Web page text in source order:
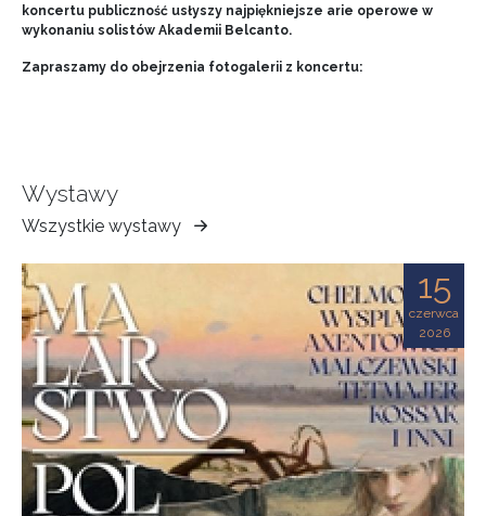
koncertu publiczność usłyszy najpiękniejsze arie operowe w
wykonaniu solistów Akademii Belcanto.
Zapraszamy do obejrzenia fotogalerii z koncertu:
Wystawy
Wszystkie wystawy
Muzeum
Ziemi
Tarnowskiej
15
czerwca
2026